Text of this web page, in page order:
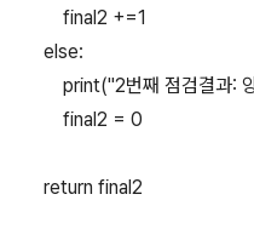
final2 +=1
else:
print("2번째 점검결과:
final2 = 0
return final2